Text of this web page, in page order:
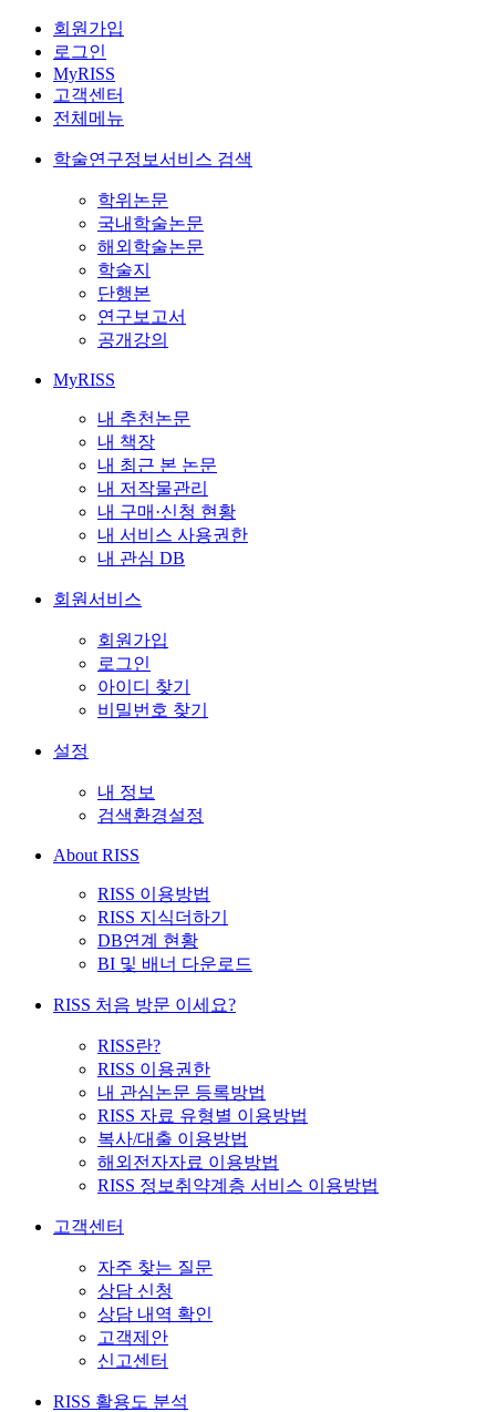
회원가입
로그인
MyRISS
고객센터
전체메뉴
학술연구정보서비스 검색
학위논문
국내학술논문
해외학술논문
학술지
단행본
연구보고서
공개강의
MyRISS
내 추천논문
내 책장
내 최근 본 논문
내 저작물관리
내 구매·신청 현황
내 서비스 사용권한
내 관심 DB
회원서비스
회원가입
로그인
아이디 찾기
비밀번호 찾기
설정
내 정보
검색환경설정
About RISS
RISS 이용방법
RISS 지식더하기
DB연계 현황
BI 및 배너 다운로드
RISS 처음 방문 이세요?
RISS란?
RISS 이용권한
내 관심논문 등록방법
RISS 자료 유형별 이용방법
복사/대출 이용방법
해외전자자료 이용방법
RISS 정보취약계층 서비스 이용방법
고객센터
자주 찾는 질문
상담 신청
상담 내역 확인
고객제안
신고센터
RISS 활용도 분석